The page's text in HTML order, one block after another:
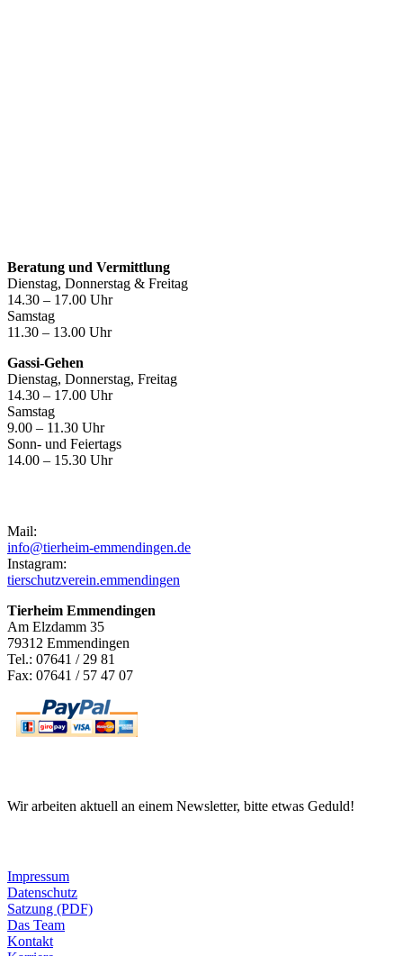
Beratung und Vermittlung
Dienstag, Donnerstag & Freitag
14.30 – 17.00 Uhr
Samstag
11.30 – 13.00 Uhr
Gassi-Gehen
Dienstag, Donnerstag, Freitag
14.30 – 17.00 Uhr
Samstag
9.00 – 11.30 Uhr
Sonn- und Feiertags
14.00 – 15.30 Uhr
Mail:
info@tierheim-emmendingen.de
Instagram:
tierschutzverein.emmendingen
Tierheim Emmendingen
Am Elzdamm 35
79312 Emmendingen
Tel.: 07641 / 29 81
Fax: 07641 / 57 47 07
Wir arbeiten aktuell an einem Newsletter, bitte etwas Geduld!
Impressum
Datenschutz
Satzung (PDF)
Das Team
Kontakt